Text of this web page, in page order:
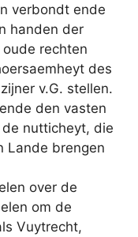
verbondt ende
handen der
rechten
des
v.G. stellen.
den vasten
nutticheyt, die
Lande brengen
over de
om de
Vuytrecht,